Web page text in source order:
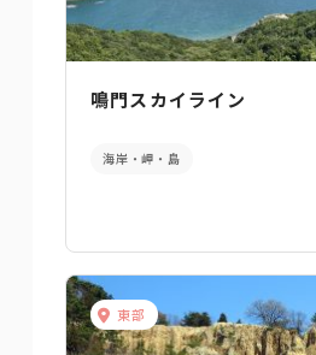
鳴門スカイライン
海岸・岬・島
東部